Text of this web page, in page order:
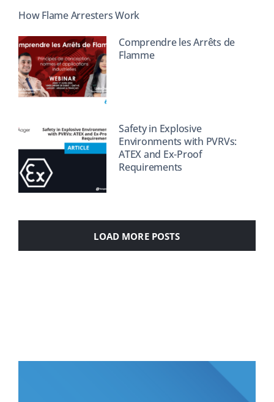
How Flame Arresters Work
Comprendre les Arrêts de
Flamme
Safety in Explosive
Environments with PVRVs:
ATEX and Ex-Proof
Requirements
LOAD MORE POSTS